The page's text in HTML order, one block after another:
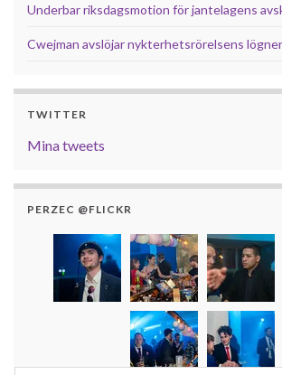
Underbar riksdagsmotion för jantelagens
Cwejman avslöjar nykterhetsrörelsens lögner
TWITTER
Mina tweets
PERZEC @FLICKR